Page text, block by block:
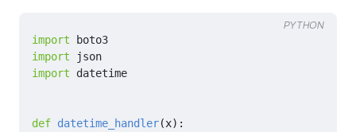
import
boto3
import
json
import
datetime
def datetime_handler(x):
PYTHON